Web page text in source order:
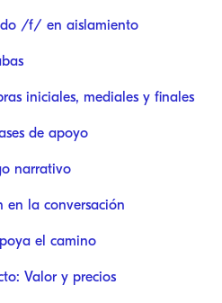
/f/ en aislamiento
iniciales, mediales y finales
de apoyo
narrativo
en la conversación
el camino
Valor y precios